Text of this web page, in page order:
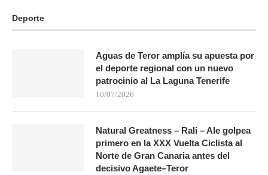
Deporte
Aguas de Teror amplía su apuesta por
el deporte regional con un nuevo
patrocinio al La Laguna Tenerife
10/07/2026
Natural Greatness – Rali – Ale golpea
primero en la XXX Vuelta Ciclista al
Norte de Gran Canaria antes del
decisivo Agaete–Teror